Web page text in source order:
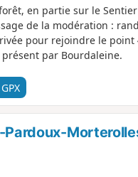
en partie sur le
pour rejoindre le point
par Bourdaleine.